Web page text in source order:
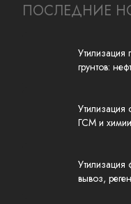
ПОСЛЕДНИЕ
грунтов:
Утилизация
ГСМ и
вывоз,